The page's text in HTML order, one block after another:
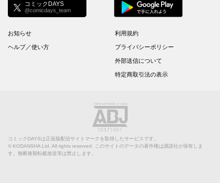
コミックDAYS
@comicdays_team
お知らせ
ヘルプ／使い方
利用規約
プライバシーポリシー
外部送信について
特定商取引法の表示
コミックDAYSは正規版配信サイトマークを取得したサービスです。
© KODANSHA Ltd. All rights reserved. このサイトのデータの著作権は講談社が保有しま
す。無断複製転載放送等は禁止します。